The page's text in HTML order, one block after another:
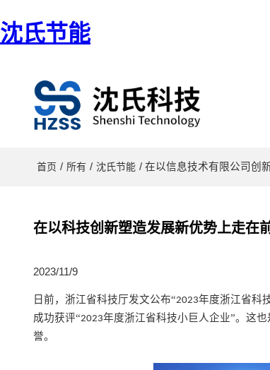
沈氏节能
首页 / 所有 / 沈氏节能 / 在以信息技术有限公司创
在以科技创新塑造发展新优势上走在
2023/11/9
日前，浙江省科技厅发文公布“2023年度浙江省科
成功获评“2023年度浙江省科技小巨人企业”。这也
誉。